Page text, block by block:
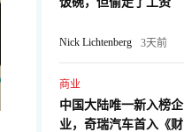
Nick Lichtenberg 3天前
商业
中国大陆唯一新入榜企
业，奇瑞汽车首入《财